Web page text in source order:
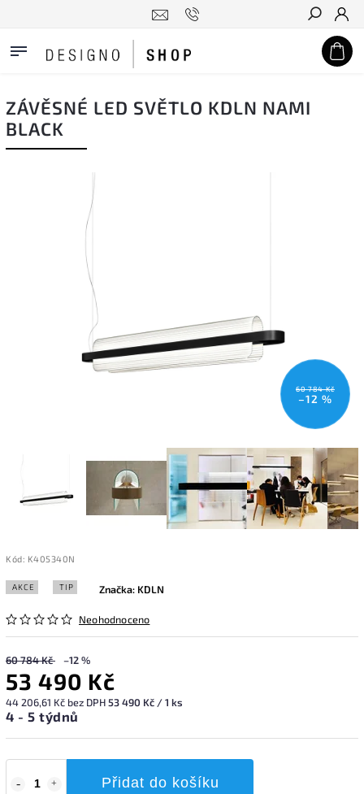
Hledat
ZÁVĚSNÉ LED SVĚTLO KDLN NAMI
BLACK
60 784 Kč
–12 %
Kód: K405340N
AKCE TIP
Neohodnoceno
Značka: KDLN
60 784 Kč –12 %
53 490 Kč
44 206,61 Kč bez DPH53 490 Kč / 1 ks
4 - 5 týdnů
Přidat do košíku